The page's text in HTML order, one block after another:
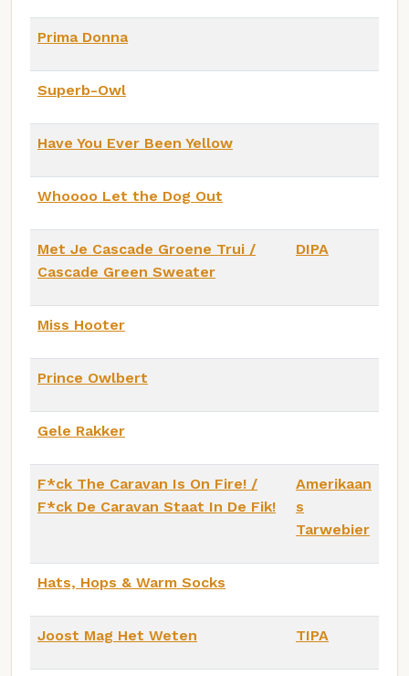
Prima Donna
Superb-Owl
Have You Ever Been Yellow
Whoooo Let the Dog Out
Met Je Cascade Groene Trui /
Cascade Green Sweater
DIPA
Miss Hooter
Prince Owlbert
Gele Rakker
F*ck The Caravan Is On Fire! /
F*ck De Caravan Staat In De Fik!
Amerikaan
s
Tarwebier
Hats, Hops & Warm Socks
Joost Mag Het Weten TIPA